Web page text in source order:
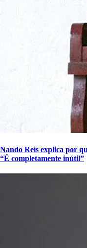
Nando Reis explica por
“É completamente inútil”